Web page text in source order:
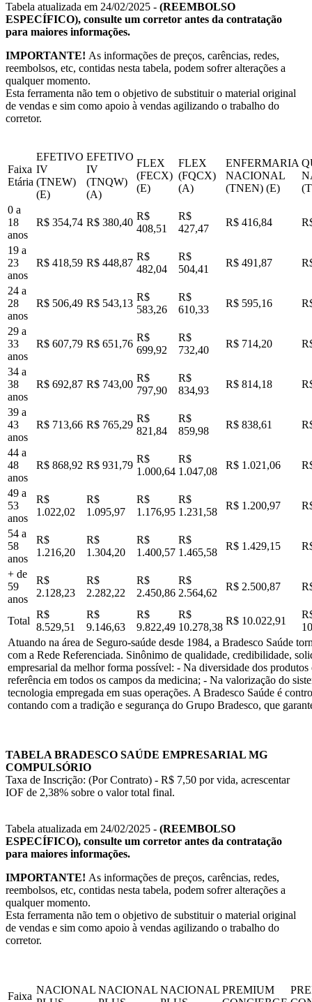
Tabela atualizada em 24/02/2025 - (REEMBOLSO
ESPECÍFICO), consulte um corretor antes da contratação
para maiores informações.
IMPORTANTE! As informações de preços, carências, redes,
reembolsos, etc, contidas nesta tabela, podem sofrer alterações a
qualquer momento.
Esta ferramenta não tem o objetivo de substituir o material original
de vendas e sim como apoio à vendas agilizando o trabalho do
corretor.
Faixa
Etária
EFETIVO
IV
(TNEW)
(E)
EFETIVO
IV
(TNQW)
(A)
FLEX
(FECX)
(E)
FLEX
(FQCX)
(A)
ENFERMARIA
NACIONAL
(TNEN) (E)
0 a
18
anos
R$ 354,74 R$ 380,40
R$
408,51
R$
427,47
R$ 416,84
19 a
23
anos
R$ 418,59 R$ 448,87
R$
482,04
R$
504,41
R$ 491,87
24 a
28
anos
R$ 506,49 R$ 543,13
R$
583,26
R$
610,33
R$ 595,16
29 a
33
anos
R$ 607,79 R$ 651,76
R$
699,92
R$
732,40
R$ 714,20
34 a
38
anos
R$ 692,87 R$ 743,00
R$
797,90
R$
834,93
R$ 814,18
39 a
43
anos
R$ 713,66 R$ 765,29
R$
821,84
R$
859,98
R$ 838,61
44 a
48
anos
R$ 868,92 R$ 931,79
R$
1.000,64
R$
1.047,08
R$ 1.021,06
49 a
53
anos
R$
1.022,02
R$
1.095,97
R$
1.176,95
R$
1.231,58
R$ 1.200,97
54 a
58
anos
R$
1.216,20
R$
1.304,20
R$
1.400,57
R$
1.465,58
R$ 1.429,15
+ de
59
anos
R$
2.128,23
R$
2.282,22
R$
2.450,86
R$
2.564,62
R$ 2.500,87
Total
R$
8.529,51
R$
9.146,63
R$
9.822,49
R$
10.278,38
R$ 10.022,91
Atuando na área de Seguro-saúde desde 1984, a Bradesco Saúde
com a Rede Referenciada. Sinônimo de qualidade, credibilidade,
empresarial da melhor forma possível: - Na diversidade dos
referência em todos os campos da medicina; - Na valorização do
tecnologia empregada em suas operações. A Bradesco Saúde é
contando com a tradição e segurança do Grupo Bradesco, que
TABELA BRADESCO SAÚDE EMPRESARIAL MG
COMPULSÓRIO
Taxa de Inscrição: (Por Contrato) - R$ 7,50 por vida, acrescentar
IOF de 2,38% sobre o valor total final.
Tabela atualizada em 24/02/2025 - (REEMBOLSO
ESPECÍFICO), consulte um corretor antes da contratação
para maiores informações.
IMPORTANTE! As informações de preços, carências, redes,
reembolsos, etc, contidas nesta tabela, podem sofrer alterações a
qualquer momento.
Esta ferramenta não tem o objetivo de substituir o material original
de vendas e sim como apoio à vendas agilizando o trabalho do
corretor.
Faixa
NACIONAL NACIONAL NACIONAL PREMIUM